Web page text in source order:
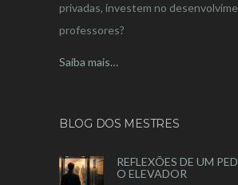
privadas, investem no
professores?
Saiba mais…
BLOG DOS MESTRES
REFLEXÕES DE UM
O ELEVADOR